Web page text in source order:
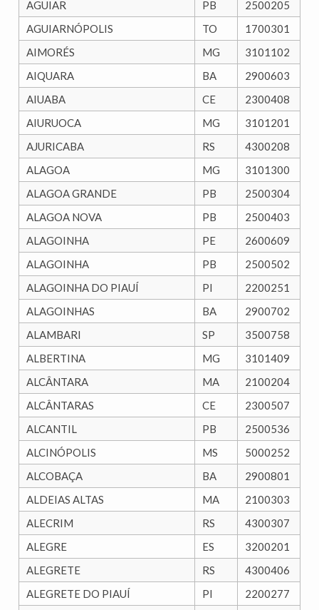
AGUIAR PB
2500205
AGUIARNÓPOLIS
TO
1700301
AIMORÉS
MG
3101102
AIQUARA
BA
2900603
AIUABA
CE
2300408
AIURUOCA
MG
3101201
AJURICABA
RS
4300208
ALAGOA
MG
3101300
ALAGOA GRANDE
PB
2500304
ALAGOA NOVA
PB
2500403
ALAGOINHA
PE
2600609
ALAGOINHA
PB
2500502
ALAGOINHA DO PIAUÍ
PI
2200251
ALAGOINHAS
BA
2900702
ALAMBARI
SP
3500758
ALBERTINA
MG
3101409
ALCÂNTARA
MA
2100204
ALCÂNTARAS
CE
2300507
ALCANTIL
PB
2500536
ALCINÓPOLIS
MS
5000252
ALCOBAÇA
BA
2900801
ALDEIAS ALTAS
MA
2100303
ALECRIM
RS
4300307
ALEGRE
ES
3200201
ALEGRETE
RS
4300406
ALEGRETE DO PIAUÍ
PI
2200277